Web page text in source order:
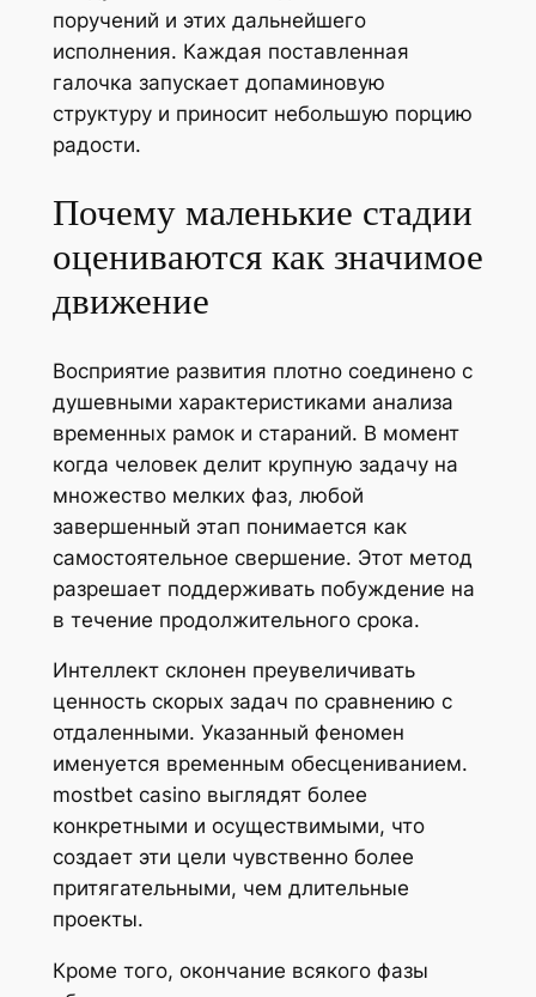
поручений и этих дальнейшего
исполнения. Каждая поставленная
галочка запускает допаминовую
структуру и приносит небольшую порцию
радости.
Почему маленькие стадии
оцениваются как значимое
движение
Восприятие развития плотно соединено с
душевными характеристиками анализа
временных рамок и стараний. В момент
когда человек делит крупную задачу на
множество мелких фаз, любой
завершенный этап понимается как
самостоятельное свершение. Этот метод
разрешает поддерживать побуждение на
в течение продолжительного срока.
Интеллект склонен преувеличивать
ценность скорых задач по сравнению с
отдаленными. Указанный феномен
именуется временным обесцениванием.
mostbet casino выглядят более
конкретными и осуществимыми, что
создает эти цели чувственно более
притягательными, чем длительные
проекты.
Кроме того, окончание всякого фазы